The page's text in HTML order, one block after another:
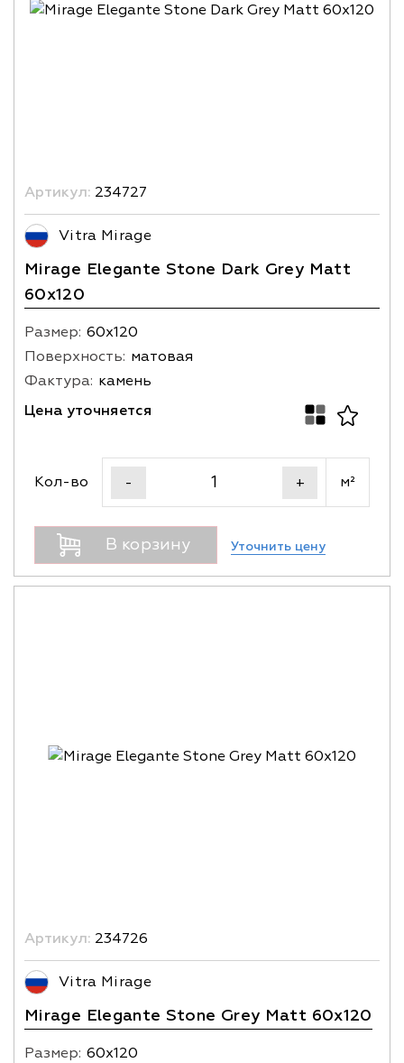
Артикул: 234727
Vitra Mirage
Mirage Elegante Stone Dark Grey Matt
60x120
Размер: 60х120
Поверхность: матовая
Фактура: камень
Цена уточняется
Кол-во - + м²
В корзину Уточнить цену
Артикул: 234726
Vitra Mirage
Mirage Elegante Stone Grey Matt 60x120
Размер: 60х120